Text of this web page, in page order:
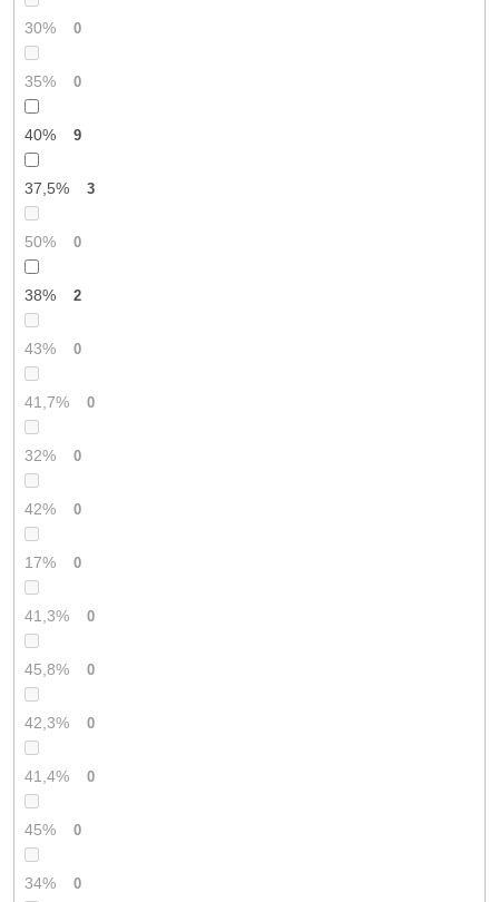
30% 0
35% 0
40% 9
37,5% 3
50% 0
38% 2
43% 0
41,7% 0
32% 0
42% 0
17% 0
41,3% 0
45,8% 0
42,3% 0
41,4% 0
45% 0
34% 0